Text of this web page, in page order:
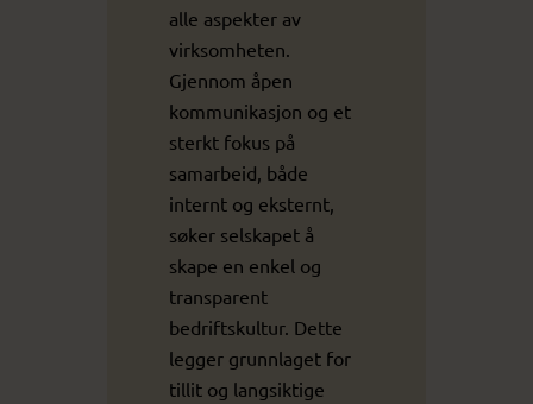
alle aspekter av
virksomheten.
Gjennom åpen
kommunikasjon og et
sterkt fokus på
samarbeid, både
internt og eksternt,
søker selskapet å
skape en enkel og
transparent
bedriftskultur. Dette
legger grunnlaget for
tillit og langsiktige